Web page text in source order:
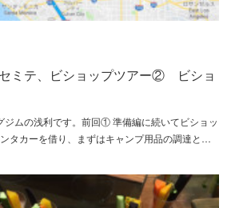
ミテ、ビショップツアー② ビショ
ジムの浅利です。前回① 準備編に続いてビショッ
タカーを借り、まずはキャンプ用品の調達と…